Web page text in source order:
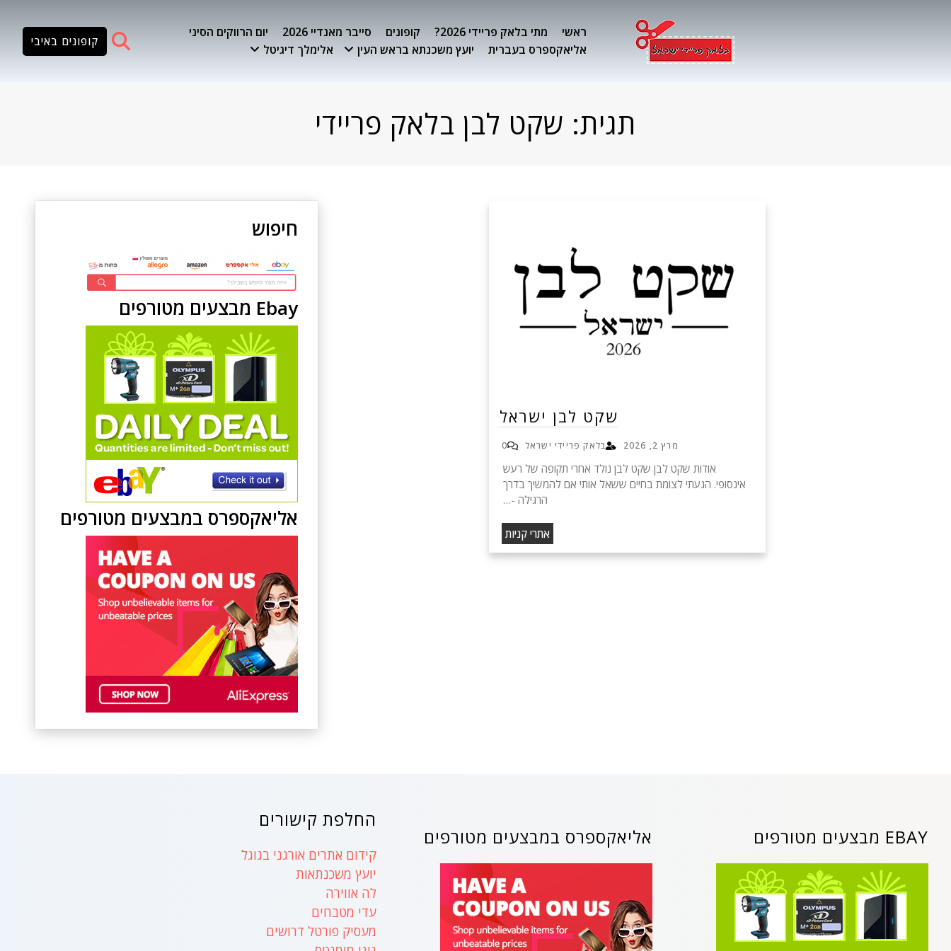
ראשי מתי בלאק פריידי 2026? קופונים סייבר מאנדיי 2026
יום הרווקים הסיני
אליאקספרס בעברית
יועץ משכנתא בראש העין אלימלך דיגיטל
קופונים באיבי
תגית: שקט לבן בלאק פריידי
שקט לבן ישראל
מרץ 2, 2026 בלאק פריידי ישראל 0
אודות שקט לבן שקט לבן נולד אחרי תקופה של רעש
אינסופי. הגעתי לצומת בחיים ששאל אותי אם להמשיך בדרך
הרגילה -…
אתרי קניות
חיפוש
Ebay מבצעים מטורפים
אליאקספרס במבצעים מטורפים
החלפת קישורים
קידום אתרים אורגני בגוגל
יועץ משכנתאות
לה אווירה
עדי מטבחים
מעסיק פורטל דרושים
אליאקספרס במבצעים מטורפים EBAY מבצעים מטורפים